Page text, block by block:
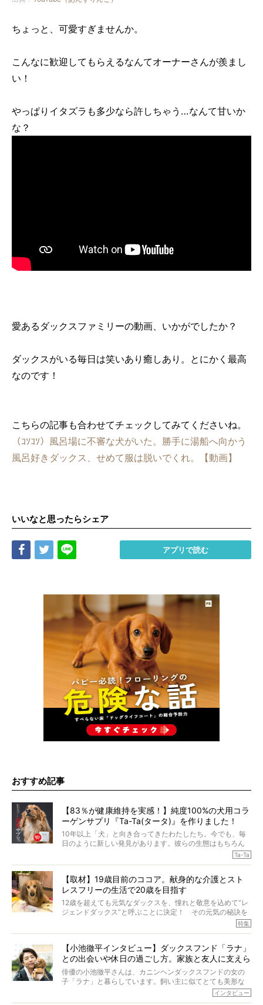
ちょっと、可愛すぎませんか。
こんなに歓迎してもらえるなんてオーナーさんが羨まし
い！
やっぱりイタズラも多少なら許しちゃう…なんて甘いか
な？
愛あるダックスファミリーの動画、いかがでしたか？
ダックスがいる毎日は笑いあり癒しあり。とにかく最高
なのです！
こちらの記事も合わせてチェックしてみてくださいね。
（ｺｿｺｿ）風呂場に不審な犬がいた。勝手に湯船へ向かう
風呂好きダックス、せめて服は脱いでくれ。【動画】
いいなと思ったらシェア
Share Tweet アプリで読む
おすすめ記事
【83％が健康維持を実感！】純度100%の犬用コラ
ーゲンサプリ『Ta-Ta(タータ)』を作りました！
10年以上「犬」と向き合ってきたわたしたち。今でも、毎
日のように新しい発見があります。彼らの生態はもちろん
のこと、「食事」に関することも同じです。昔の犬は25年
も生きたといわれていますが、長生きの秘訣はバランスの
代の犬の食事は“ある重要な栄養”が不足しがちになっている
というのです。
それを効率よくおぎなってくれるのが、コラーゲン！ そ
こでわたしたちは、純度100%の犬用コラーゲンサプリ
『Ta-Ta(タータ)』を作りました！
愛犬家の83％が「健康維持を実感した」と評判のTa-Ta(タ
ータ)。健康維持をめざす、すべてのダックスたちに、どう
か届きますように。
Ta-Ta
【取材】19歳目前のココア。献身的な介護とスト
レスフリーの生活で20歳を目指す
12歳を超えても元気なダックスを、憧れと敬意を込めて“レ
ジェンドダックス”と呼ぶことに決定！ その元気の秘訣を
オーナーさんに伺うのが、特集『レジェンドダックスの肖
く」というオーナーさんのポリシーのもと、甘やかさずに
育てられ、18歳になるまで定期検査すらしたことがなかっ
たというココアくん。果たしてその長生きの秘訣とは。
特集
【小池徹平インタビュー】ダックスフンド「ラナ」
との出会いや休日の過ごし方。家族と友人に支えら
れてー
俳優の小池徹平さんは、カニンヘンダックスフンドの女の
子「ラナ」と暮らしています。飼い主に似てとても美形な
ラナは、現在８才。小池さんのインスタグラムでは、ラナ
と顔を寄せ合う写真も投稿されていて、ファンからは「ラ
インタビュー